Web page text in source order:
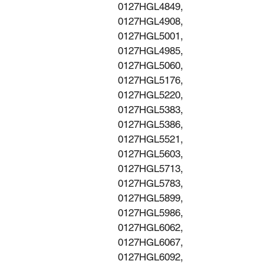
0127HGL4849,
0127HGL4908,
0127HGL5001,
0127HGL4985,
0127HGL5060,
0127HGL5176,
0127HGL5220,
0127HGL5383,
0127HGL5386,
0127HGL5521,
0127HGL5603,
0127HGL5713,
0127HGL5783,
0127HGL5899,
0127HGL5986,
0127HGL6062,
0127HGL6067,
0127HGL6092,